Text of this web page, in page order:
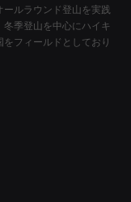
ルラウンド登山を実践
季登山を中心にハイキ
フィールドとしており